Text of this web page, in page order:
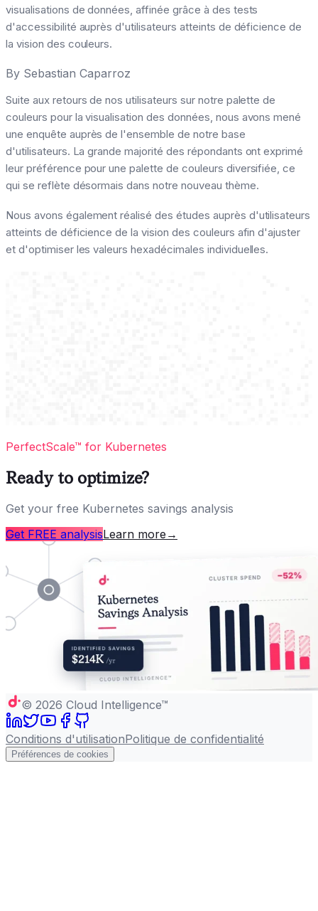
visualisations de données, affinée grâce à des tests
d'accessibilité auprès d'utilisateurs atteints de déficience de
la vision des couleurs.
By Sebastian Caparroz
Suite aux retours de nos utilisateurs sur notre palette de
couleurs pour la visualisation des données, nous avons mené
une enquête auprès de l'ensemble de notre base
d'utilisateurs. La grande majorité des répondants ont exprimé
leur préférence pour une palette de couleurs diversifiée, ce
qui se reflète désormais dans notre nouveau thème.
Nous avons également réalisé des études auprès d'utilisateurs
atteints de déficience de la vision des couleurs afin d'ajuster
et d'optimiser les valeurs hexadécimales individuelles.
PerfectScale™ for Kubernetes
Ready to optimize?
Get your free Kubernetes savings analysis
Get FREE analysisLearn more →
© 2026 Cloud Intelligence™
Conditions d'utilisationPolitique de confidentialité
Préférences de cookies